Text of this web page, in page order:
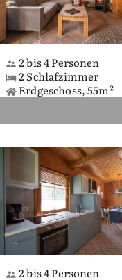
2 bis 4 Personen
2 Schlafzimmer
Erdgeschoss, 55m²
2 bis 4 Personen